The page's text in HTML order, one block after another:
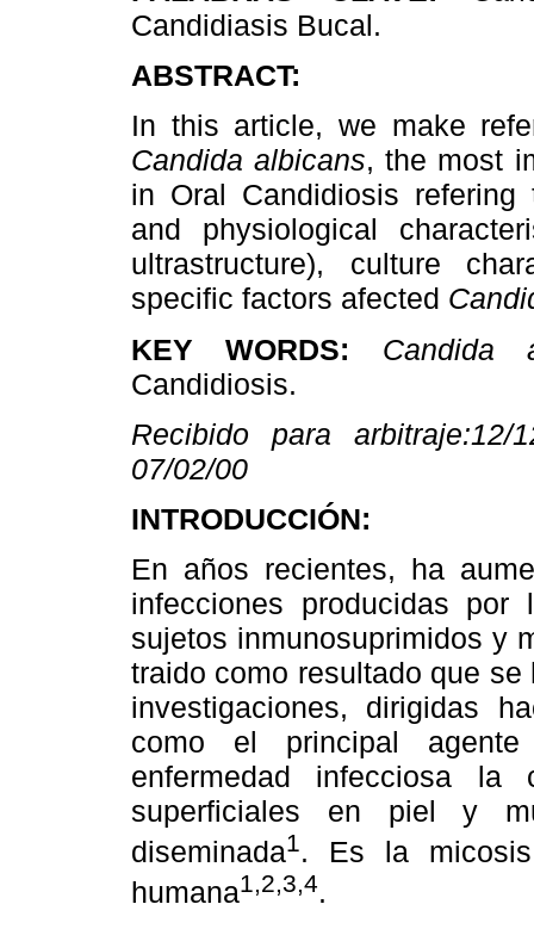
Candidiasis Bucal.
ABSTRACT:
In this article, we make
Candida albicans, the most
in Oral Candidiosis refering
and physiological
ultrastructure), culture
specific factors afected
KEY WORDS:
Candida
Candidiosis.
Recibido
para arbitraje:12/
07/02/00
INTRODUCCIÓN:
En años recientes, ha
infecciones producidas
sujetos inmunosuprimidos y
traido como resultado que
investigaciones, dirigidas
como el principal
enfermedad infecciosa
superficiales en piel y
diseminada1. Es la
humana1,2,3,4.